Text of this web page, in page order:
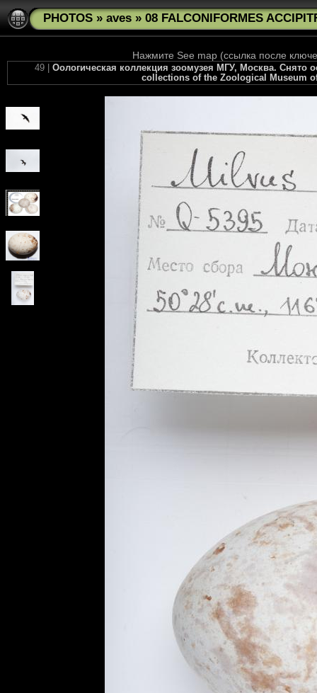
PHOTOS » aves » 08 FALCONIFORMES
Нажмите See map (ссылка после
49 | Оологическая коллекция зоомузея МГУ, Москва.
collections of the Zoological Museum